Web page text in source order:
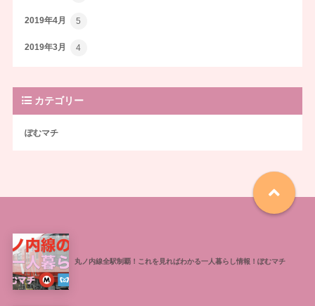
2019年4月 5
2019年3月 4
カテゴリー
ぽむマチ
丸ノ内線全駅制覇！これを見ればわかる一人暮らし情報！ぽむマチ